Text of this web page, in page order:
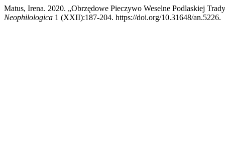
Matus, Irena. 2020. „Obrzędowe Pieczywo Weselne Podlaskiej
Neophilologica 1 (XXII):187-204. https://doi.org/10.31648/an.5226.